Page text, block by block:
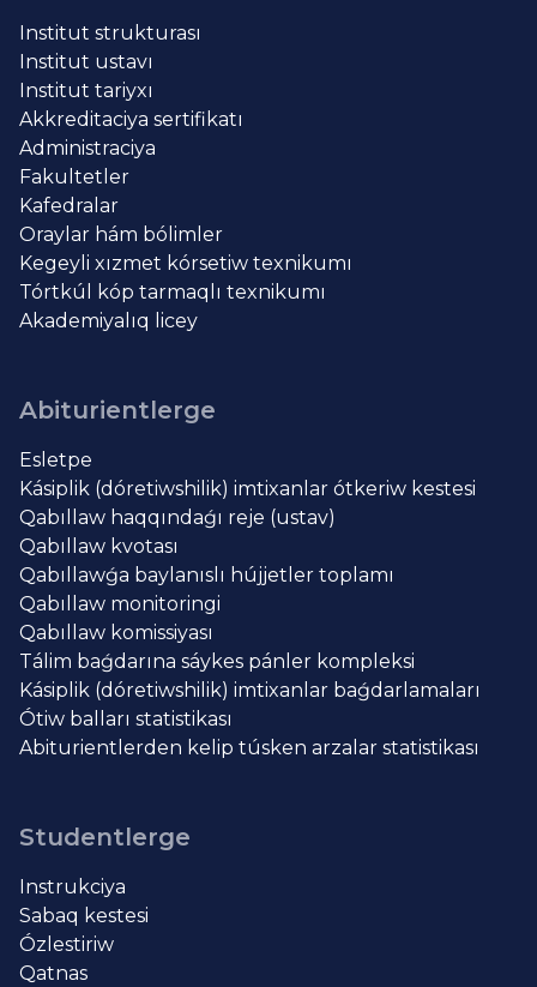
Institut strukturası
Institut ustavı
Institut tariyxı
Akkreditaciya sertifikatı
Administraciya
Fakultetler
Kafedralar
Oraylar hám bólimler
Kegeyli xızmet kórsetiw texnikumı
Tórtkúl kóp tarmaqlı texnikumı
Akademiyalıq licey
Abiturientlerge
Esletpe
Kásiplik (dóretiwshilik) imtixanlar ótkeriw kestesi
Qabıllaw haqqındaǵı reje (ustav)
Qabıllaw kvotası
Qabıllawǵa baylanıslı hújjetler toplamı
Qabıllaw monitoringi
Qabıllaw komissiyası
Tálim baǵdarına sáykes pánler kompleksi
Kásiplik (dóretiwshilik) imtixanlar baǵdarlamaları
Ótiw balları statistikası
Abiturientlerden kelip túsken arzalar statistikası
Studentlerge
Instrukciya
Sabaq kestesi
Ózlestiriw
Qatnas